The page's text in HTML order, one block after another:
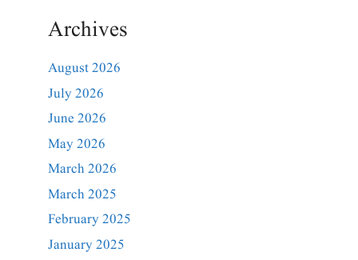
Archives
August 2026
July 2026
June 2026
May 2026
March 2026
March 2025
February 2025
January 2025